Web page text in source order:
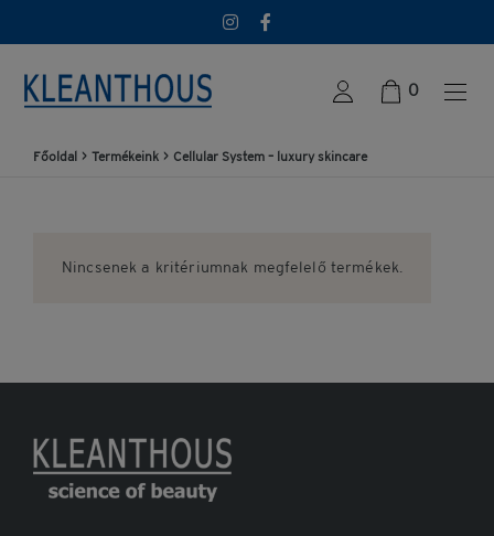
0
Főoldal > Termékeink > Cellular System – luxury skincare
Nincsenek a kritériumnak megfelelő termékek.